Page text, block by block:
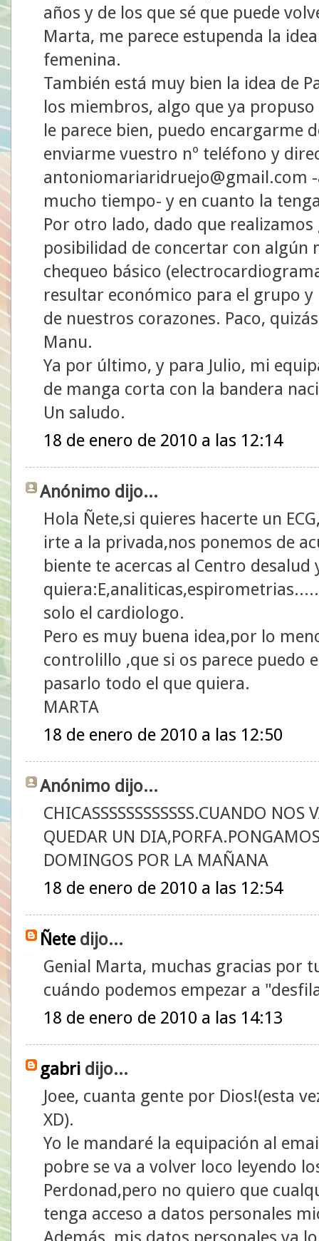
años y de los que sé que puede
Marta, me parece estupenda la
femenina.
También está muy bien la idea de
los miembros, algo que ya
le parece bien, puedo encargarme
enviarme vuestro nº teléfono y
antoniomariaridruejo@gmail.com
mucho tiempo- y en cuanto la
Por otro lado, dado que
posibilidad de concertar con algún
chequeo básico
resultar económico para el grupo
de nuestros corazones. Paco,
Manu.
Ya por último, y para Julio, mi
de manga corta con la bandera
Un saludo.
18 de enero de 2010 a las 12:14
Anónimo dijo...
Hola Ñete,si quieres hacerte un
irte a la privada,nos ponemos de
biente te acercas al Centro
solo el cardiologo.
Pero es muy buena idea,por lo
controlillo ,que si os parece puedo
pasarlo todo el que quiera.
MARTA
18 de enero de 2010 a las 12:50
Anónimo dijo...
CHICASSSSSSSSSSSS.CUANDO
QUEDAR UN
DOMINGOS POR LA MAÑANA
18 de enero de 2010 a las 12:54
Ñetedijo...
Genial Marta, muchas gracias por
cuándo podemos empezar a
18 de enero de 2010 a las 14:13
gabri dijo...
Joee, cuanta gente por Dios!(esta
XD).
Yo le mandaré la equipación al
pobre se va a volver loco leyendo
Perdonad,pero no quiero que
tenga acceso a datos personales
Además, mis datos personales ya